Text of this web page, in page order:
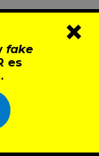
fake
es
×
Nunca antes
la corrupción